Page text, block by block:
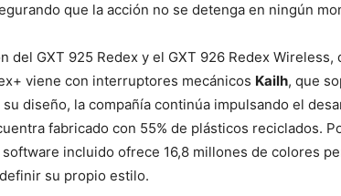
que la acción no se detenga en ningún
del GXT 925 Redex y el GXT 926 Redex Wireless,
viene con interruptores mecánicos Kailh, que
su diseño, la compañía continúa impulsando el
fabricado con 55% de plásticos reciclados.
software incluido ofrece 16,8 millones de colores
su propio estilo.